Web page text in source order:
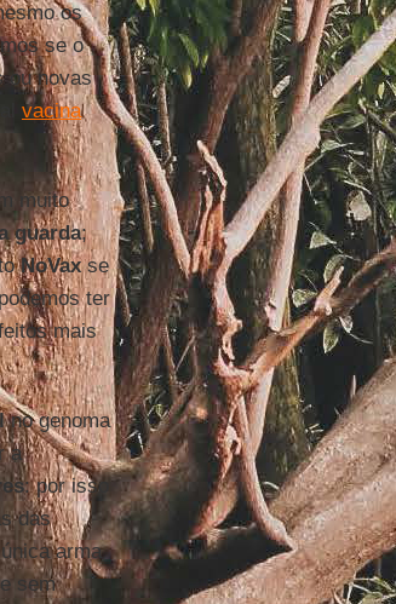
os
se o
ou novas
vacina
muito
guarda;
NoVaxse
ter
mais
no genoma
a
: por isso
das
arma
sem